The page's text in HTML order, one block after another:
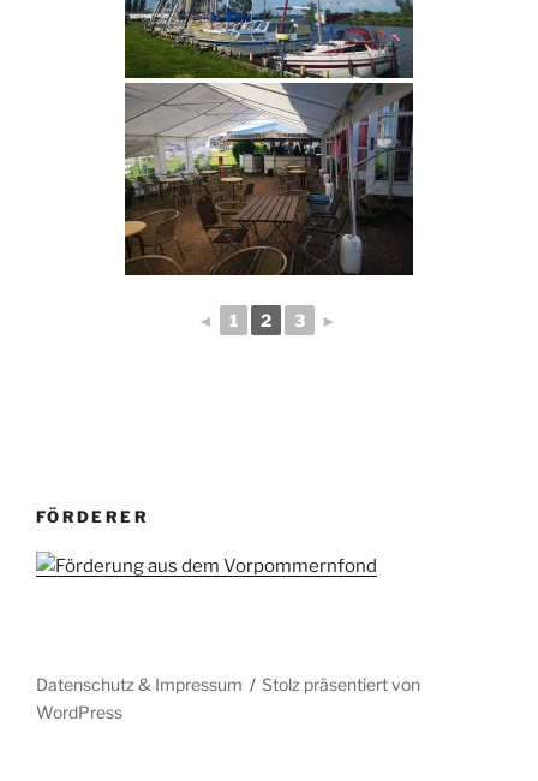
◄ 1 2 3 ►
FÖRDERER
Datenschutz & Impressum
Stolz präsentiert von
WordPress